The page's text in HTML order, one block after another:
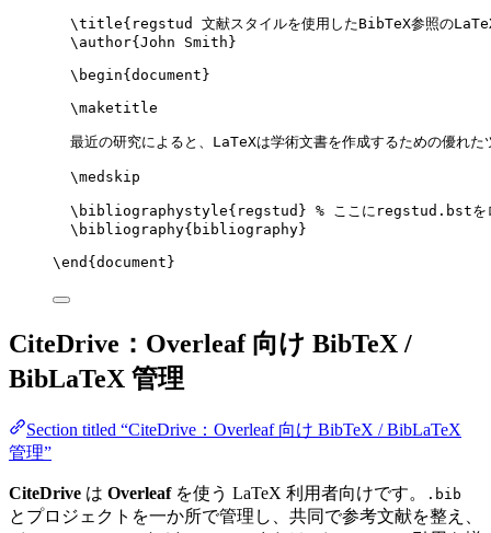
\title{regstud 文献スタイルを使用したBibTeX参照の
\author{John Smith}
\begin{ document }
\maketitle
最近の研究によると、LaTeXは学術文書を作成するための優れ
\medskip
\bibliographystyle{regstud} % ここにregstud.bstを
\bibliography{bibliography}
\end { document }
CiteDrive：Overleaf 向け BibTeX /
BibLaTeX 管理
Section titled “CiteDrive：Overleaf 向け BibTeX / BibLaTeX
管理”
CiteDrive は Overleafを使う LaTeX 利用者向けです。 .bib
とプロジェクトを一か所で管理し、共同で参考文献を整え、